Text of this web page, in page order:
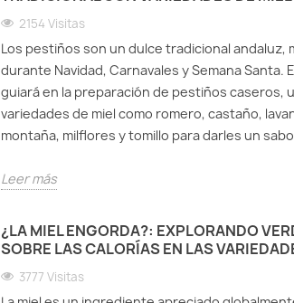
2154 Visitas
Los pestiños son un dulce tradicional andaluz,
durante Navidad, Carnavales y Semana Santa.
guiará en la preparación de pestiños caseros,
variedades de miel como romero, castaño,
montaña, milflores y tomillo para darles un
Leer más
¿LA MIEL ENGORDA?: EXPLORANDO
SOBRE LAS CALORÍAS EN LAS
3777 Visitas